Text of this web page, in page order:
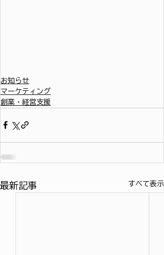
お知らせ
マーケティング
創業・経営支援
最新記事 すべて表示